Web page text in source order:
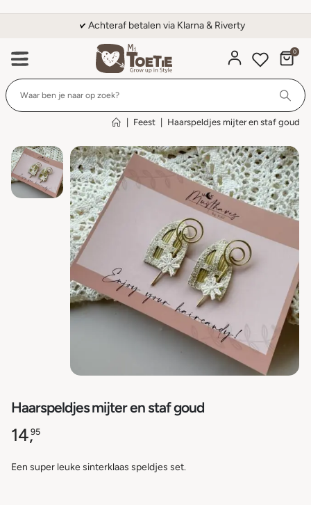
Achteraf betalen via Klarna & Riverty
0
Feest Haarspeldjes mijter en staf goud
Haarspeldjes mijter en staf goud
14,95
Een super leuke sinterklaas speldjes set.